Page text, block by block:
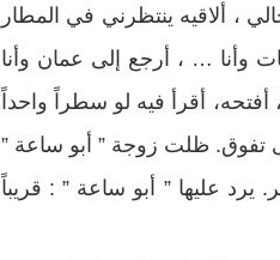
، ألاقيه ينتظرني في المطار
وأنا … ، أرجع إلى عمان وأنا
أقرأ فيه لو سطراً واحداً
تفوق. ظلت زوجة ” أبو ساعة ”
يرد عليها ” أبو ساعة ” : قريباً